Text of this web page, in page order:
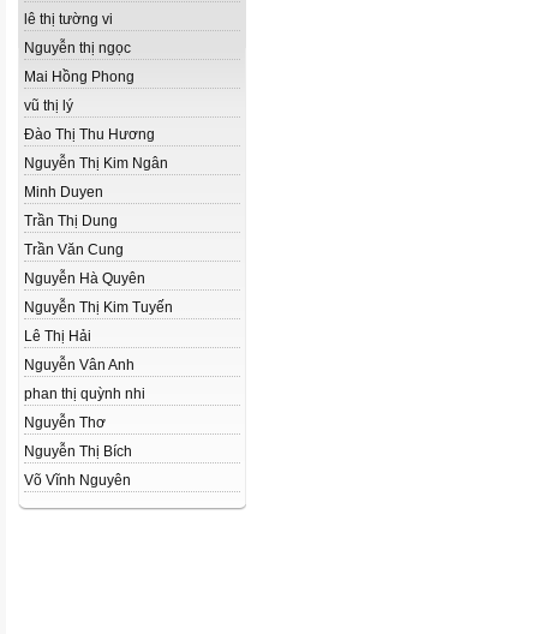
lê thị tường vi
Nguyễn thị ngọc
Mai Hồng Phong
vũ thị lý
Đào Thị Thu Hương
Nguyễn Thị Kim Ngân
Minh Duyen
Trần Thị Dung
Trần Văn Cung
Nguyễn Hà Quyên
Nguyễn Thị Kim Tuyến
Lê Thị Hải
Nguyễn Vân Anh
phan thị quỳnh nhi
Nguyễn Thơ
Nguyễn Thị Bích
Võ Vĩnh Nguyên